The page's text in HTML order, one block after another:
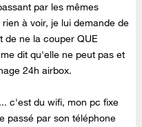
par les mêmes
à voir, je lui demande de
de ne la couper QUE
dit qu'elle ne peut pas et
24h airbox.
c'est du wifi, mon pc fixe
passé par son téléphone